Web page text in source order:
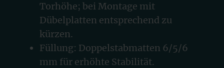
Torhöhe; bei Montage mit
Dübelplatten entsprechend zu
kürzen.
Füllung: Doppelstabmatten 6/5/6
mm für erhöhte Stabilität.